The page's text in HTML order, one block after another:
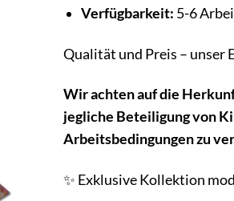
Verfügbarkeit: 5-6
Qualität und Preis – unser
Wir achten auf die
jegliche Beteiligung von
Arbeitsbedingungen zu
✨ Exklusive Kollektion